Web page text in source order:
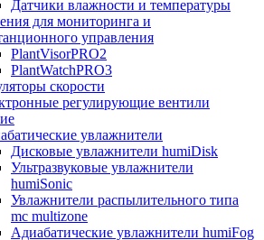
Датчики влажности и температуры
для мониторинга и
управления
PlantVisorPRO2
PlantWatchPRO3
скорости
регулирующие вентили
увлажнители
Дисковые увлажнители humiDisk
Ультразвуковые увлажнители
humiSonic
Увлажнители распылительного типа
mc multizone
Адиабатические увлажнители humiFog